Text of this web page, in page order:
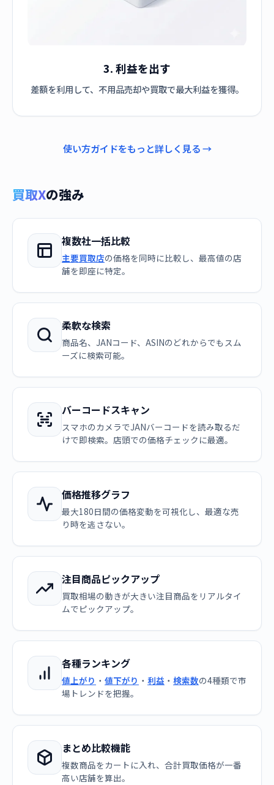
3. 利益を出す
差額を利用して、不用品売却や買取で最大利益を獲得。
使い方ガイドをもっと詳しく見る →
買取Xの強み
複数社一括比較
主要買取店の価格を同時に比較し、最高値の店
舗を即座に特定。
柔軟な検索
商品名、JANコード、ASINのどれからでもスム
ーズに検索可能。
バーコードスキャン
スマホのカメラでJANバーコードを読み取るだ
けで即検索。店頭での価格チェックに最適。
価格推移グラフ
最大180日間の価格変動を可視化し、最適な売
り時を逃さない。
注目商品ピックアップ
買取相場の動きが大きい注目商品をリアルタイ
ムでピックアップ。
各種ランキング
値上がり ・ 値下がり ・ 利益 ・ 検索数の4種類で市
場トレンドを把握。
まとめ比較機能
複数商品をカートに入れ、合計買取価格が一番
高い店舗を算出。